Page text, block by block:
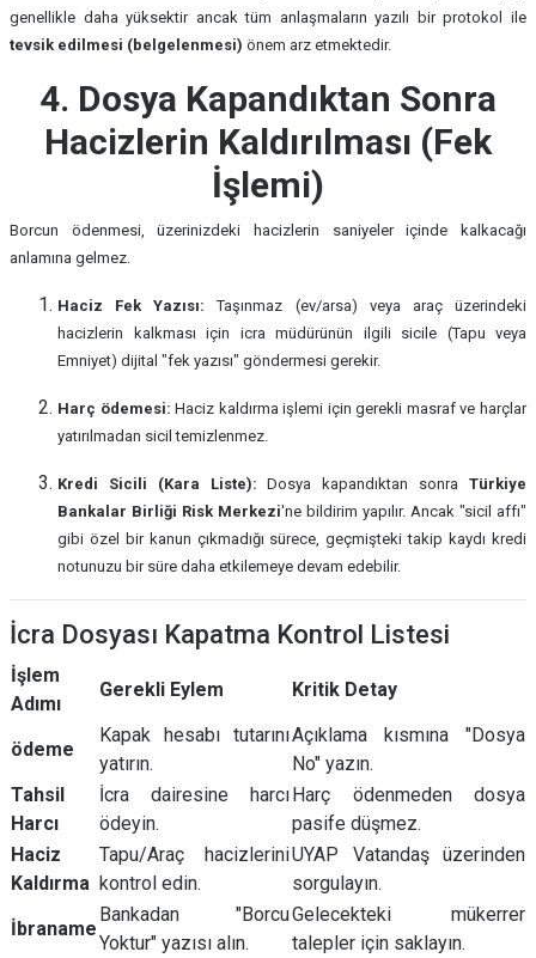
genellikle daha yüksektir ancak tüm anlaşmaların yazılı bir protokol ile
tevsik edilmesi (belgelenmesi) önem arz etmektedir.
4. Dosya Kapandıktan Sonra
Hacizlerin Kaldırılması (Fek
İşlemi)
Borcun ödenmesi, üzerinizdeki hacizlerin saniyeler içinde kalkacağı
anlamına gelmez.
Haciz Fek Yazısı: Taşınmaz (ev/arsa) veya araç üzerindeki
hacizlerin kalkması için icra müdürünün ilgili sicile (Tapu veya
Emniyet) dijital "fek yazısı" göndermesi gerekir.
Harç ödemesi: Haciz kaldırma işlemi için gerekli masraf ve harçlar
yatırılmadan sicil temizlenmez.
Kredi Sicili (Kara Liste): Dosya kapandıktan sonraTürkiye
Bankalar Birliği Risk Merkezi'ne bildirim yapılır. Ancak "sicil affı"
gibi özel bir kanun çıkmadığı sürece, geçmişteki takip kaydı kredi
notunuzu bir süre daha etkilemeye devam edebilir.
İcra Dosyası Kapatma Kontrol Listesi
İşlem
Adımı
Gerekli Eylem Kritik Detay
ödeme
Kapak hesabı tutarını
yatırın.
Açıklama kısmına "Dosya
No" yazın.
Tahsil
Harcı
İcra dairesine harcı
ödeyin.
Harç ödenmeden dosya
pasife düşmez.
Haciz
Kaldırma
Tapu/Araç hacizlerini
kontrol edin.
UYAP Vatandaş üzerinden
sorgulayın.
İbraname
Bankadan "Borcu
Yoktur" yazısı alın.
Gelecekteki mükerrer
talepler için saklayın.